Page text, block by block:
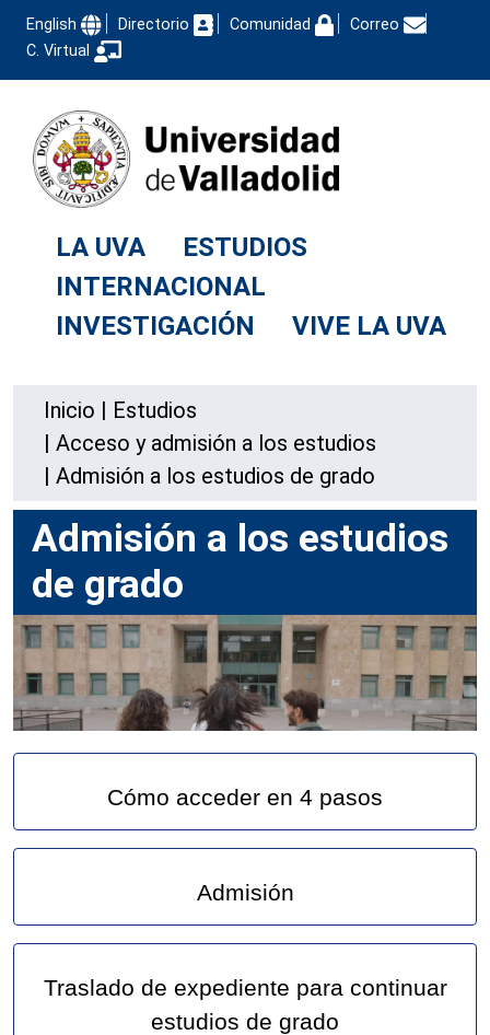
English Directorio Comunidad
Correo
C. Virtual
LA UVA
ESTUDIOS
INTERNACIONAL
INVESTIGACIÓN
VIVE LA UVA
Inicio | Estudios
| Acceso y admisión a los estudios
| Admisión a los estudios de grado
Admisión a los estudios
de grado
Cómo acceder en 4 pasos
Admisión
Traslado de expediente para continuar
estudios de grado